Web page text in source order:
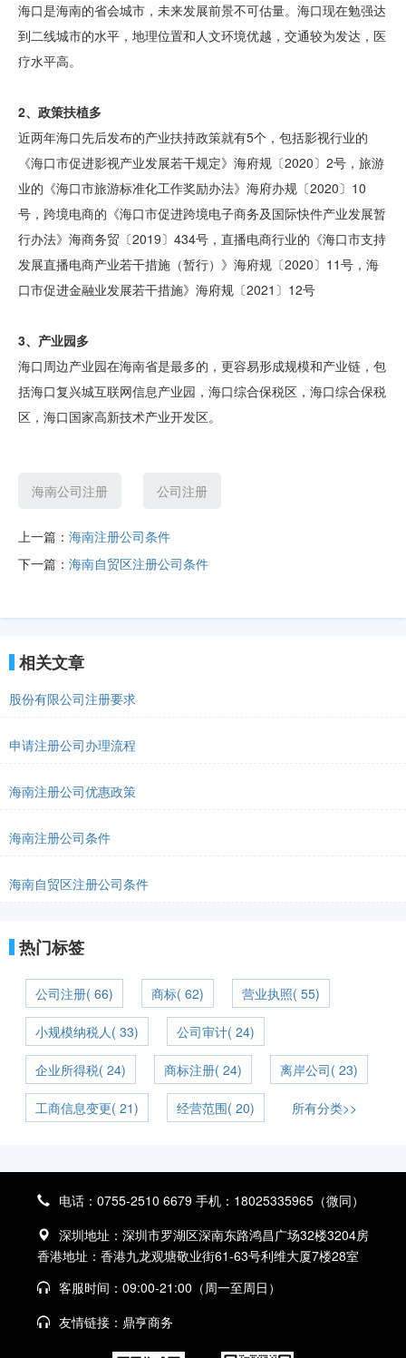
海口是海南的省会城市，未来发展前景不可估量。海口现在勉强达
到二线城市的水平，地理位置和人文环境优越，交通较为发达，医
疗水平高。
2、政策扶植多
近两年海口先后发布的产业扶持政策就有5个，包括影视行业的
《海口市促进影视产业发展若干规定》海府规〔2020〕2号，旅游
业的《海口市旅游标准化工作奖励办法》海府办规〔2020〕10
号，跨境电商的《海口市促进跨境电子商务及国际快件产业发展暂
行办法》海商务贸〔2019〕434号，直播电商行业的《海口市支持
发展直播电商产业若干措施（暂行）》海府规〔2020〕11号，海
口市促进金融业发展若干措施》海府规〔2021〕12号
3、产业园多
海口周边产业园在海南省是最多的，更容易形成规模和产业链，包
括海口复兴城互联网信息产业园，海口综合保税区，海口综合保税
区，海口国家高新技术产业开发区。
海南公司注册 公司注册
上一篇： 海南注册公司条件
下一篇： 海南自贸区注册公司条件
相关文章
股份有限公司注册要求
申请注册公司办理流程
海南注册公司优惠政策
海南注册公司条件
海南自贸区注册公司条件
热门标签
公司注册( 66) 商标( 62) 营业执照( 55)
小规模纳税人( 33) 公司审计( 24)
企业所得税( 24) 商标注册( 24) 离岸公司( 23)
工商信息变更( 21) 经营范围( 20) 所有分类>>
电话：0755-2510 6679 手机：18025335965（微同）
深圳地址：深圳市罗湖区深南东路鸿昌广场32楼3204房
香港地址：香港九龙观塘敬业街61-63号利维大厦7楼28室
客服时间：09:00-21:00（周一至周日）
友情链接： 鼎亨商务